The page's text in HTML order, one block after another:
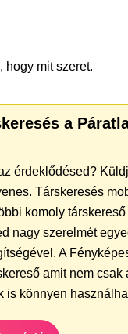
, hogy mit szeret.
a
érdeklődésed?
Társkeresés
komoly
nagy szerelmét
A
amit nem csak
is könnyen